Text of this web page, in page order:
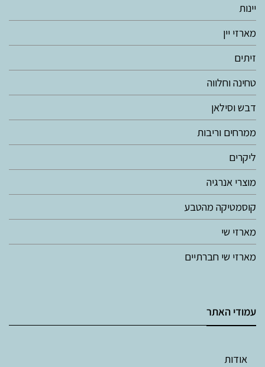
יינות
מארזי יין
זיתים
טחינה וחלווה
דבש וסילאן
ממרחים וריבות
ליקרים
מוצרי אנרגיה
קוסמטיקה מהטבע
מארזי שי
מארזי שי חברתיים
עמודי האתר
אודות